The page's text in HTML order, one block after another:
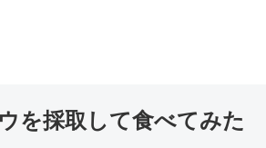
を採取して食べてみた